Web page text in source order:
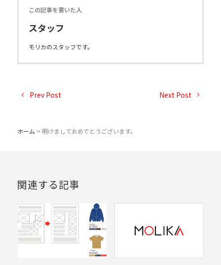
この記事を書いた人
スタッフ
モリカのスタッフです。
Prev Post Next Post
ホーム > 明けましておめでとうございます。
関連する記事